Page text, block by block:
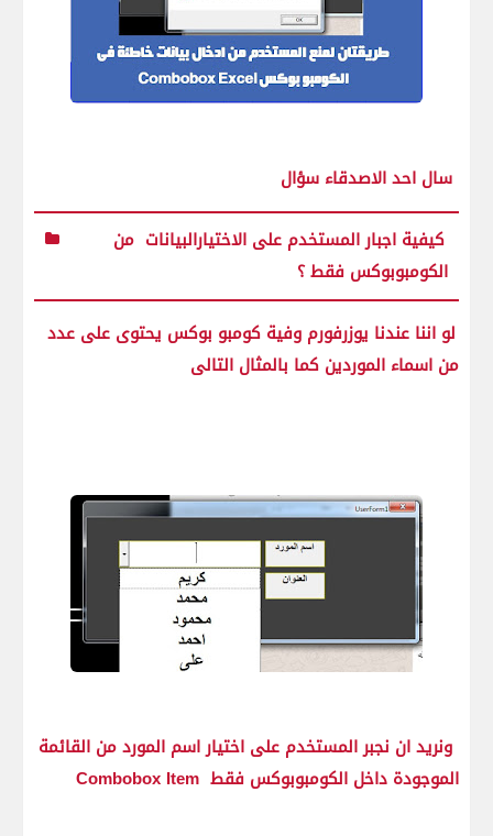
سال احد الاصدقاء سؤال
كيفية اجبار المستخدم على الاختيارالبيانات من
الكومبوبوكس فقط ؟
لو اننا عندنا يوزرفورم وفية كومبو بوكس يحتوى على عدد
من اسماء الموردين كما بالمثال التالى
ونريد ان نجبر المستخدم على اختيار اسم المورد من القائمة
الموجودة داخل الكومبوبوكس فقط Combobox Item